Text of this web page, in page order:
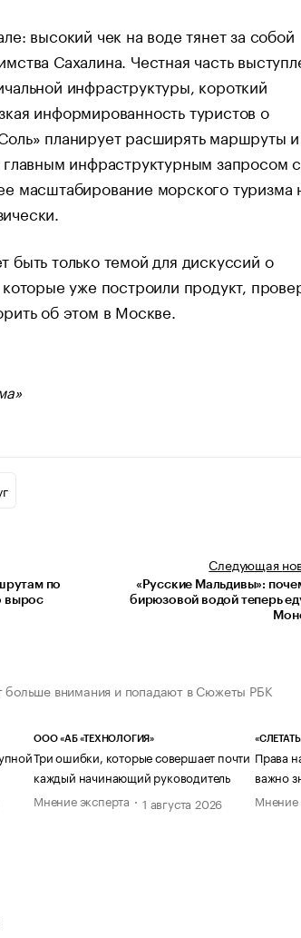
высокий чек на воде тянет за собой
Сахалина. Честная часть
инфраструктуры, короткий
информированность туристов о
планирует расширять маршруты и
главным инфраструктурным запросом
масштабирование морского туризма
быть только темой для дискуссий о
уже построили продукт,
об этом в Москве.
по
вырос
Следующая
«Русские Мальдивы»:
бирюзовой водой теперь
больше внимания и попадают в Сюжеты РБК
ООО «АБ «ТЕХНОЛОГИЯ»
Три ошибки, которые совершает почти
каждый начинающий руководитель
Мнение эксперта
1 августа 2026
Права
важно
Мнение